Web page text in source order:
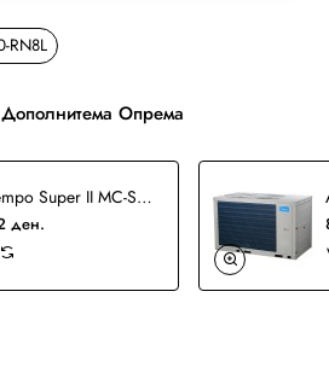
RN8L
Дополнитема Опрема
Aqua Tempo Super II MC-SU60-RN1L Chiller
ден.